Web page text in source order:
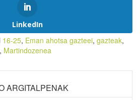
LinkedIn
16-25, Eman ahotsa gazteei, gazteak,
, Martindozenea
ARGITALPENAK